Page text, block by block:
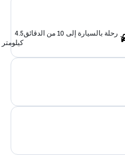
رحلة بالسيارة إلى 10 من الدقائق
4.5
كيلومتر